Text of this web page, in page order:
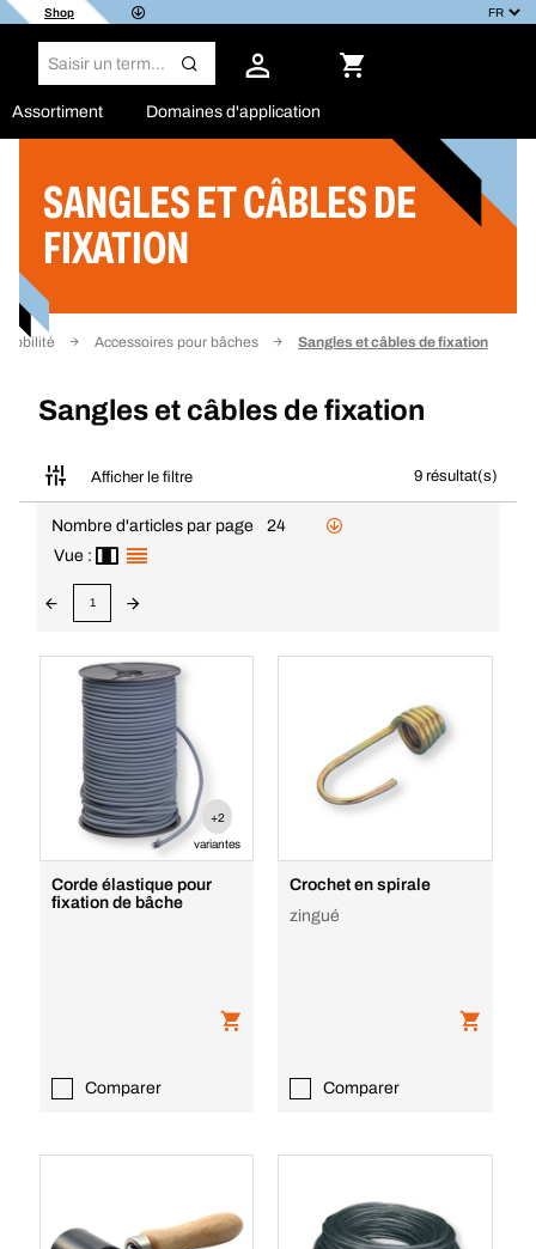
Shop
Assortiment Domaines d'application
SANGLES ET CÂBLES DE
FIXATION
Mobilité Accessoires pour bâches Sangles et câbles de fixation
Sangles et câbles de fixation
Afficher le filtre 9 résultat(s)
Filtrer
Nombre d'articles par page
24
Vue :
1
+2
variantes
Corde élastique pour
fixation de bâche
Comparer
Crochet en spirale
zingué
Comparer